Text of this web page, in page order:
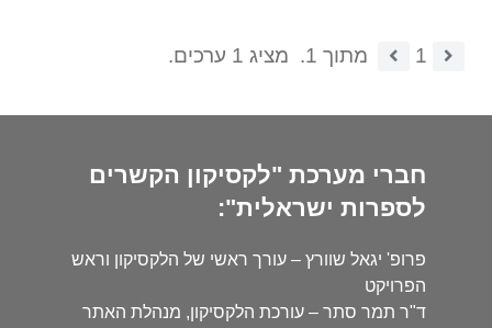
1 מתוך 1. מציג 1 ערכים.
חברי מערכת "לקסיקון הקשרים
לספרות ישראלית":
פרופ' יגאל שוורץ – עורך ראשי של הלקסיקון וראש
הפרויקט
ד"ר תמר סתר – עורכת הלקסיקון, מנהלת האתר